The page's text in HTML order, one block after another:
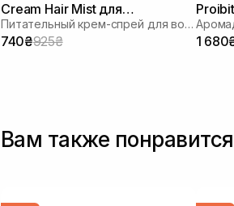
Cream Hair Mist для
зволоження та розгладження
волосся 70 мл
Питательный крем-спрей для волос
740₴925₴ 1
Вам также понравится